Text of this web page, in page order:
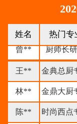
姓名 热门专
大厨精英
谢** 西点店
曾** 厨师长
王** 金典总厨
林** 金鼎大厨
陈** 时尚西点